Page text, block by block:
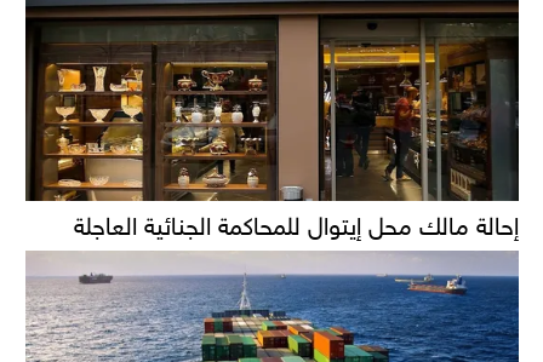
إحالة مالك محل إيتوال للمحاكمة الجنائية العاجلة